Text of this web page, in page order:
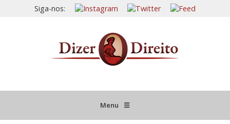
Siga-nos:
Menu ☰